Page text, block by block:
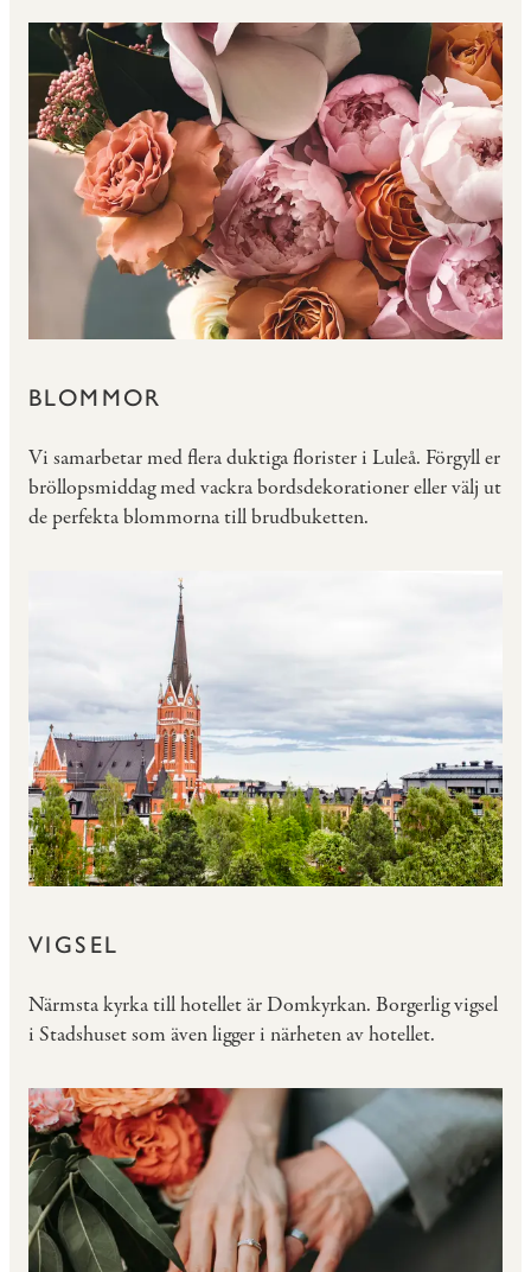
BLOMMOR
Vi samarbetar med flera duktiga florister i Luleå. Förgyll er
bröllopsmiddag med vackra bordsdekorationer eller välj ut
de perfekta blommorna till brudbuketten.
VIGSEL
Närmsta kyrka till hotellet är Domkyrkan. Borgerlig vigsel
i Stadshuset som även ligger i närheten av hotellet.